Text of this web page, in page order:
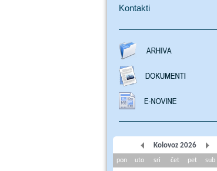
Kontakti
Kolovoz 2026
pon uto sri čet pet sub